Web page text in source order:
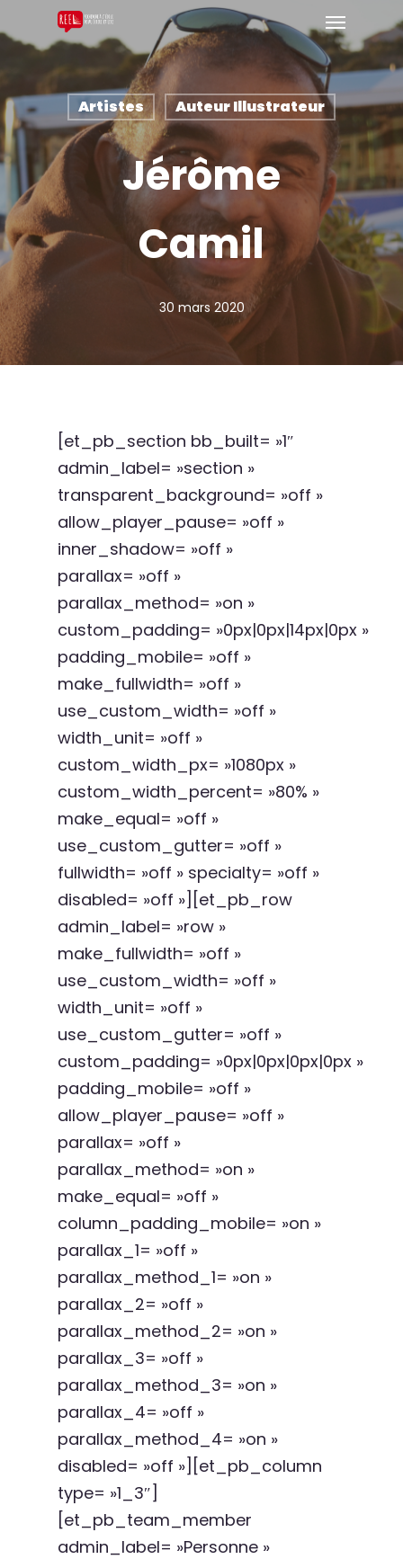
Artistes Auteur Illustrateur
Jérôme
Camil
30 mars 2020
[et_pb_section bb_built= »1″
admin_label= »section »
transparent_background= »off »
allow_player_pause= »off »
inner_shadow= »off »
parallax= »off »
parallax_method= »on »
custom_padding= »0px|0px|14px|0px »
padding_mobile= »off »
make_fullwidth= »off »
use_custom_width= »off »
width_unit= »off »
custom_width_px= »1080px »
custom_width_percent= »80% »
make_equal= »off »
use_custom_gutter= »off »
fullwidth= »off » specialty= »off »
disabled= »off »][et_pb_row
admin_label= »row »
make_fullwidth= »off »
use_custom_width= »off »
width_unit= »off »
use_custom_gutter= »off »
custom_padding= »0px|0px|0px|0px »
padding_mobile= »off »
allow_player_pause= »off »
parallax= »off »
parallax_method= »on »
make_equal= »off »
column_padding_mobile= »on »
parallax_1= »off »
parallax_method_1= »on »
parallax_2= »off »
parallax_method_2= »on »
parallax_3= »off »
parallax_method_3= »on »
parallax_4= »off »
parallax_method_4= »on »
disabled= »off »][et_pb_column
type= »1_3″]
[et_pb_team_member
admin_label= »Personne »